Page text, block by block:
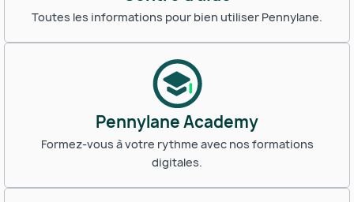
Toutes les informations pour bien utiliser Pennylane.
Pennylane Academy
Formez-vous à votre rythme avec nos formations
digitales.